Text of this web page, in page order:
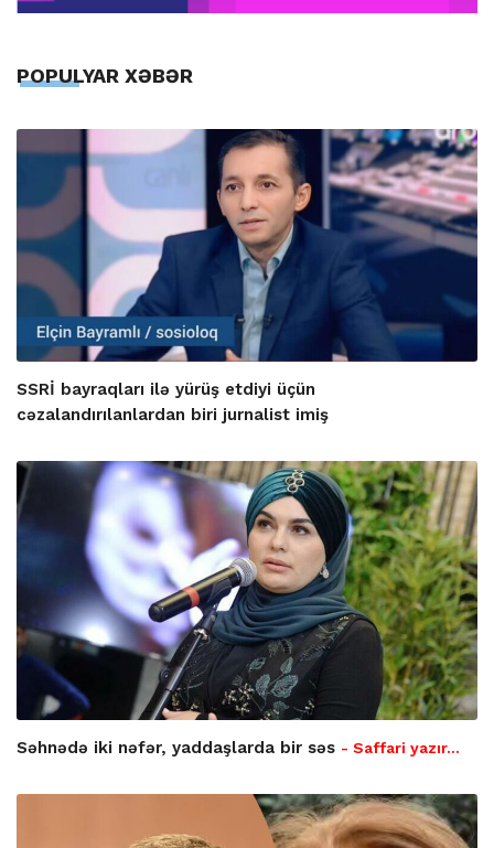
POPULYAR XƏBƏR
SSRİ bayraqları ilə yürüş etdiyi üçün
cəzalandırılanlardan biri jurnalist imiş
Səhnədə iki nəfər, yaddaşlarda bir səs - Saffari yazır…